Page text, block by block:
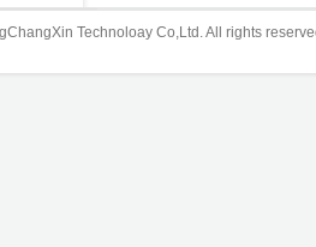
Technoloay Co,Ltd. All rights